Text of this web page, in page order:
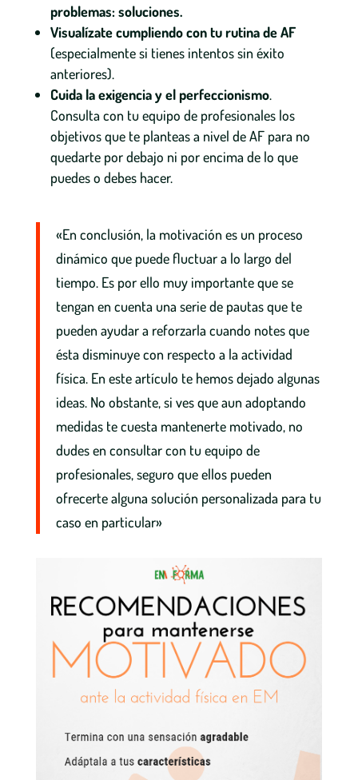
problemas: soluciones.
Visualízate cumpliendo con tu rutina de AF
(especialmente si tienes intentos sin éxito
anteriores).
Cuida la exigencia y el perfeccionismo.
Consulta con tu equipo de profesionales los
objetivos que te planteas a nivel de AF para no
quedarte por debajo ni por encima de lo que
puedes o debes hacer.
«En conclusión, la motivación es un proceso
dinámico que puede fluctuar a lo largo del
tiempo. Es por ello muy importante que se
tengan en cuenta una serie de pautas que te
pueden ayudar a reforzarla cuando notes que
ésta disminuye con respecto a la actividad
física. En este artículo te hemos dejado algunas
ideas. No obstante, si ves que aun adoptando
medidas te cuesta mantenerte motivado, no
dudes en consultar con tu equipo de
profesionales, seguro que ellos pueden
ofrecerte alguna solución personalizada para tu
caso en particular»